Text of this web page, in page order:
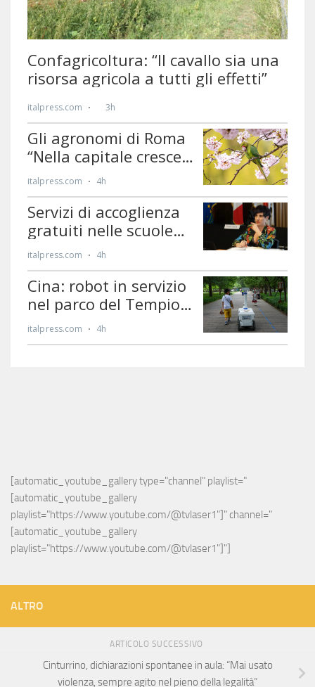
[automatic_youtube_gallery type="channel" playlist="
[automatic_youtube_gallery
playlist="https://www.youtube.com/@tvlaser1"]" channel="
[automatic_youtube_gallery
playlist="https://www.youtube.com/@tvlaser1"]"]
ALTRO
ARTICOLO SUCCESSIVO
Cinturrino, dichiarazioni spontanee in aula: “Mai usato
violenza, sempre agito nel pieno della legalità”